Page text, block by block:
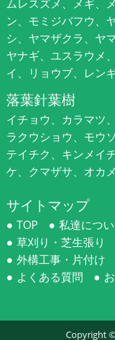
ムレスズメ、メギ、
ン、モミジバフウ、
シ、ヤマザクラ、ヤ
ヤナギ、ユスラウメ
イ、リョウブ、レン
落葉針葉樹
イチョウ、カラマツ
ラクウショウ、モウ
テイチク、キンメイ
ケ、クマザサ、オカ
サイトマップ
TOP 私達につ
草刈り・芝生張り
外構工事・片付け
よくある質問
Copyright